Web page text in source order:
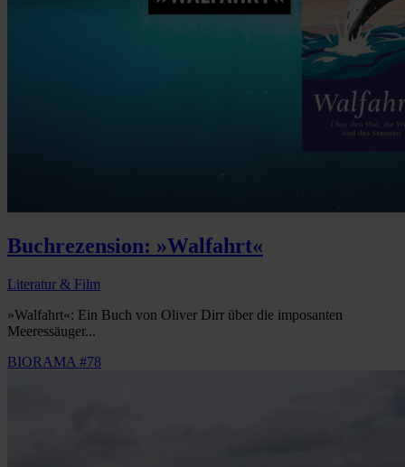
Buchrezension: »Walfahrt«
Literatur & Film
»Walfahrt«: Ein Buch von Oliver Dirr über die imposanten
Meeressäuger...
BIORAMA #78